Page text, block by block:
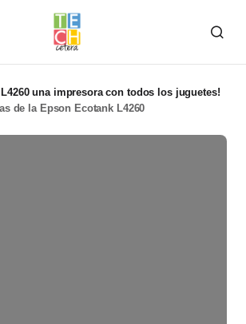
una impresora con todos los juguetes!
de la Epson Ecotank L4260